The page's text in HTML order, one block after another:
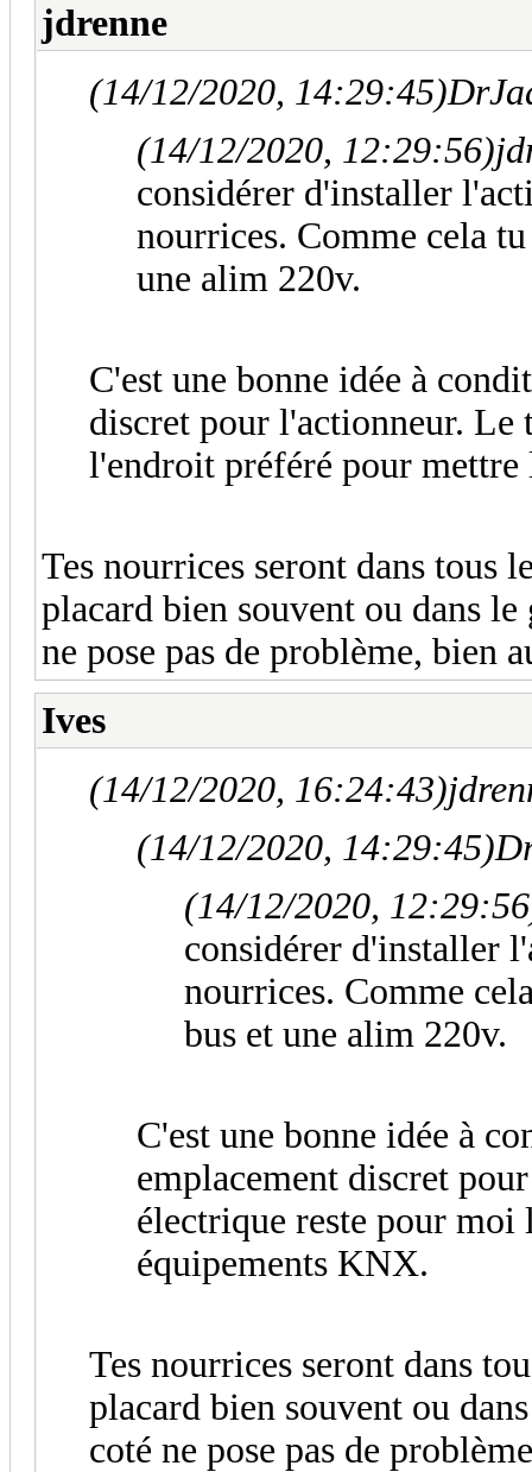
jdrenne
(14/12/2020, 14:29:45)
(14/12/2020, 12:29:56)
considérer d'installer
nourrices. Comme cela
une alim 220v.
C'est une bonne idée à
discret pour l'actionneur. Le
l'endroit préféré pour
Tes nourrices seront dans tous
placard bien souvent ou dans
ne pose pas de problème, bien
Ives
(14/12/2020, 16:24:43)
(14/12/2020, 14:29:45)
(14/12/2020,
considérer d'installer
nourrices. Comme
bus et une alim 220v.
C'est une bonne idée à
emplacement discret
électrique reste pour
équipements KNX.
Tes nourrices seront dans
placard bien souvent ou
coté ne pose pas de